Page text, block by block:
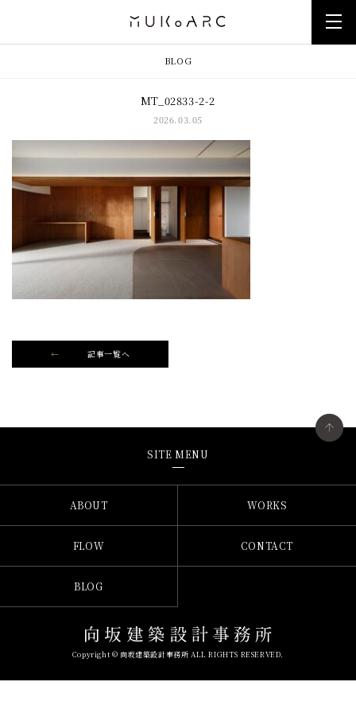
BLOG
MT_02833-2-2
2026.03.05
記事一覧へ
SITE MENU
ABOUT WORKS
FLOW CONTACT
BLOG
Copyright © 向坂建築設計事務所 ALL RIGHTS RESERVED.